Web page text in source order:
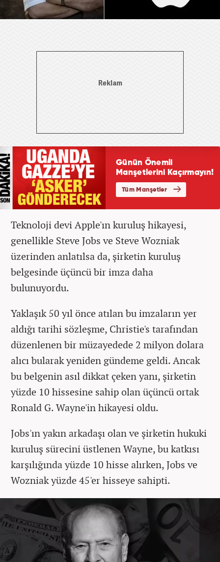
Teknoloji devi Apple'ın kuruluş hikayesi,
genellikle Steve Jobs ve Steve Wozniak
üzerinden anlatılsa da, şirketin kuruluş
belgesinde üçüncü bir imza daha
bulunuyordu.
Yaklaşık 50 yıl önce atılan bu imzaların yer
aldığı tarihi sözleşme, Christie's tarafından
düzenlenen bir müzayedede 2 milyon dolara
alıcı bularak yeniden gündeme geldi. Ancak
bu belgenin asıl dikkat çeken yanı, şirketin
yüzde 10 hissesine sahip olan üçüncü ortak
Ronald G. Wayne'in hikayesi oldu.
Jobs'ın yakın arkadaşı olan ve şirketin hukuki
kuruluş sürecini üstlenen Wayne, bu katkısı
karşılığında yüzde 10 hisse alırken, Jobs ve
Wozniak yüzde 45'er hisseye sahipti.